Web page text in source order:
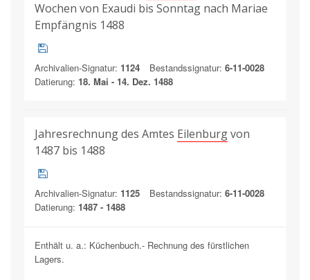
Wochen von Exaudi bis Sonntag nach Mariae
Empfängnis 1488
Archivalien-Signatur: 1124 Bestandssignatur: 6-11-0028
Datierung: 18. Mai - 14. Dez. 1488
Jahresrechnung des Amtes Eilenburgvon
1487 bis 1488
Archivalien-Signatur: 1125 Bestandssignatur: 6-11-0028
Datierung: 1487 - 1488
Enthält u. a.: Küchenbuch.- Rechnung des fürstlichen
Lagers.